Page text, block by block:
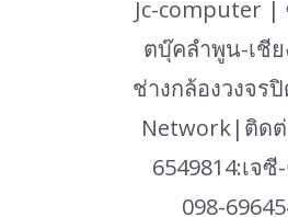
Jc-computer
ตบุ๊คลำพูน-เชี
ช่างกล้องวงจร
Network|ติดต่
6549814:เจซี
098-